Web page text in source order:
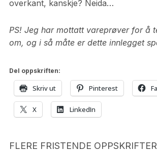
overkant, kanskje? Neida…
PS! Jeg har mottatt vareprøver for å
om, og i så måte er dette innlegget
Del oppskriften:
Skriv ut Pinterest
X LinkedIn
FLERE FRISTENDE OPPSKRIFTER